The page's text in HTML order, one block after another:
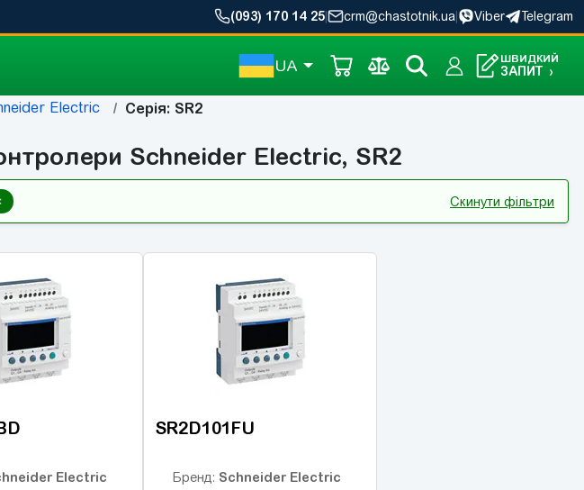
(093) 170 14 25 crm@chastotnik.ua Viber Telegram
UA ШВИДКИЙ
ЗАПИТ ›
Electric Серія: SR2
Schneider Electric, SR2
Скинути фільтри
Electric
SR2D101FU
Бренд: Schneider Electric